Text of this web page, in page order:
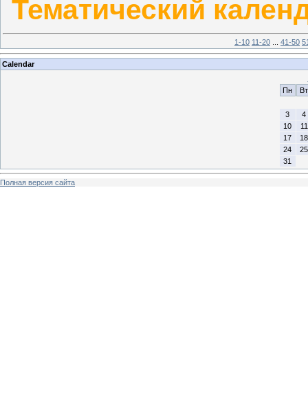
Тематический
1-10 11-20 41-50
Calendar
Пн
Вт
3
4
10
11
17
18
24
25
31
Полная версия сайта